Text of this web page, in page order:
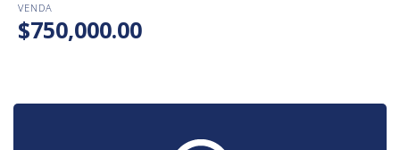
VENDA
$750,000.00